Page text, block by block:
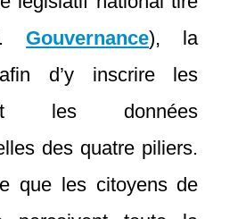
Gouvernance), la
d’y inscrire les
les données
des quatre piliers.
que les citoyens de